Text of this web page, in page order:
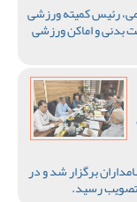
رئیس کمیته ورزشی
بدنی و اماکن ورزشی
برگزار شد و در
رسید.